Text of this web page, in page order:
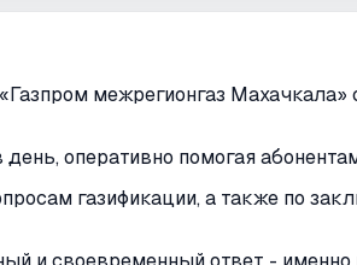
межрегионгаз
оперативно помогая
газификации, а также по